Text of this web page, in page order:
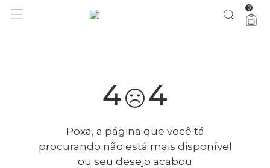
você merece 30% OFF pra comemorar com a gente aproveita! 0
4 4
Poxa, a página que você tá
procurando não está mais disponível
ou seu desejo acabou